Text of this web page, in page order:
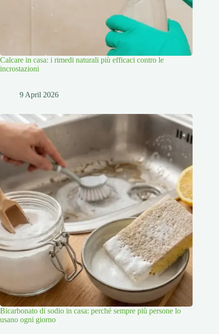
Calcare in casa: i rimedi naturali più efficaci contro le
incrostazioni
9 April 2026
Bicarbonato di sodio in casa: perché sempre più persone lo
usano ogni giorno